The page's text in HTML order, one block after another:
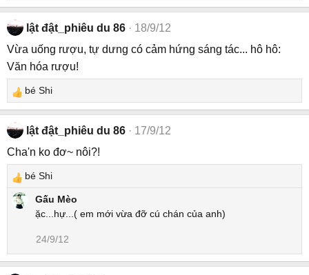
e
a
c
t
i
o
n
s
lật đật_phiêu du 86
18/9/12
Vừa uống rượu, tự dưng có cảm hứng sáng tác... hô hô:
Văn hóa rượu!
R
e
a
c
t
o
n
bé Shi
lật đật_phiêu du 86
17/9/12
Cha'n ko đơ~ nôi?!
R
e
a
i
o
bé Shi
Gấu Mèo
ặc...hự...( em mới vừa đỡ cú chán của anh)
24/9/12